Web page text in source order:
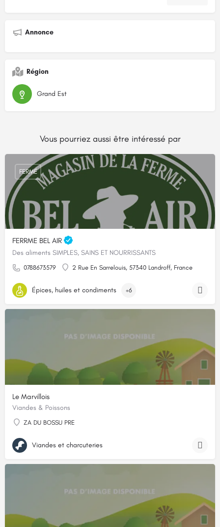
Annonce
Région
Grand Est
Vous pourriez aussi être intéressé par
FERRME BEL AIR
Des aliments SIMPLES, SAINS ET NOURRISSANTS
0788673579 2 Rue En Sarrelouis, 57340 Landroff, France
FERMÉ
Épices, huiles et condiments +6
Le Marvillois
Viandes & Poissons
ZA DU BOSSU PRE
Viandes et charcuteries